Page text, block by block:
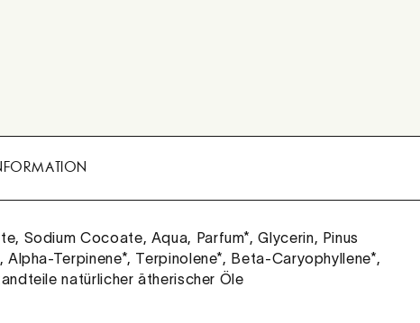
Sodium Cocoate, Aqua, Parfum*, Glycerin, Pinus
Alpha-Terpinene*, Terpinolene*, Beta-Caryophyllene*,
natürlicher ätherischer Öle